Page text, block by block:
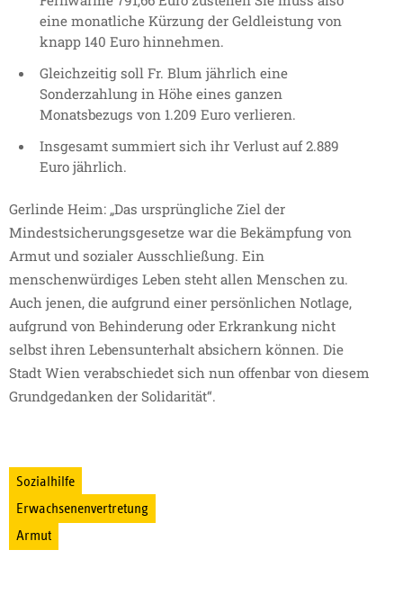
eine monatliche Kürzung der Geldleistung von
knapp 140 Euro hinnehmen.
Gleichzeitig soll Fr. Blum jährlich eine
Sonderzahlung in Höhe eines ganzen
Monatsbezugs von 1.209 Euro verlieren.
Insgesamt summiert sich ihr Verlust auf 2.889
Euro jährlich.
Gerlinde Heim: „Das ursprüngliche Ziel der
Mindestsicherungsgesetze war die Bekämpfung von
Armut und sozialer Ausschließung. Ein
menschenwürdiges Leben steht allen Menschen zu.
Auch jenen, die aufgrund einer persönlichen Notlage,
aufgrund von Behinderung oder Erkrankung nicht
selbst ihren Lebensunterhalt absichern können. Die
Stadt Wien verabschiedet sich nun offenbar von diesem
Grundgedanken der Solidarität“.
Sozialhilfe
Erwachsenenvertretung
Armut